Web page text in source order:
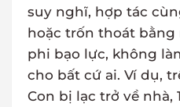
suy nghĩ, hợp tác
hoặc trốn thoát
phi bạo lực, không
cho bất cứ ai. Ví dụ,
Con bị lạc trở về nhà,